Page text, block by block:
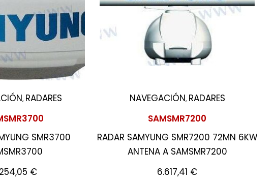
, RADARES
SMR3700
€
NAVEGACIÓN, RADARES
SAMSMR7200
RADAR SAMYUNG SMR7200 72MN 6KW
ANTENA A SAMSMR7200
6.617,41 €